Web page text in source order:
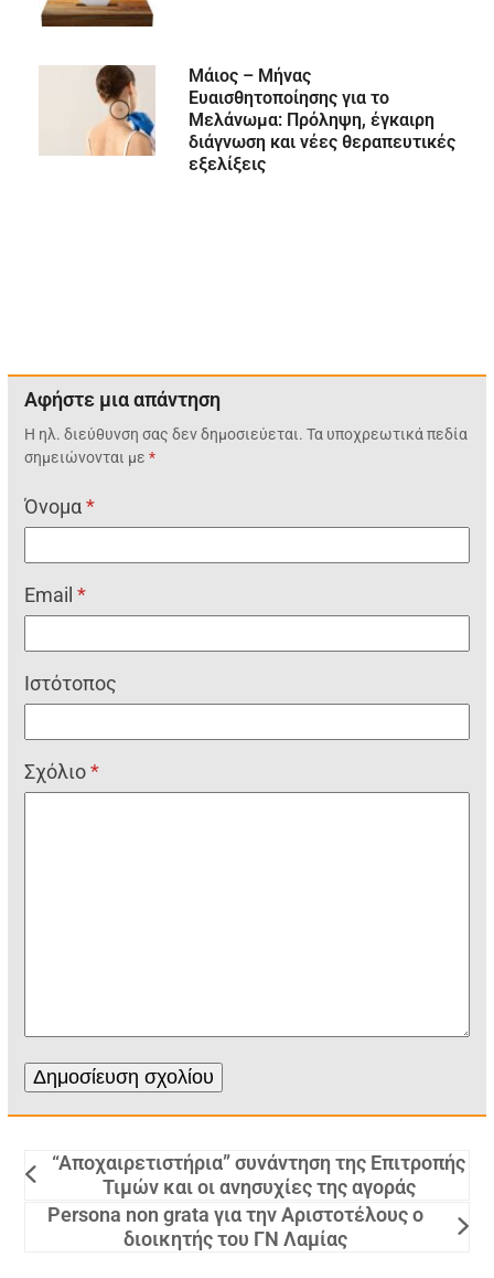
Μάιος – Μήνας
Ευαισθητοποίησης για το
Μελάνωμα: Πρόληψη, έγκαιρη
διάγνωση και νέες θεραπευτικές
εξελίξεις
Αφήστε μια απάντηση
Η ηλ. διεύθυνση σας δεν δημοσιεύεται. Τα υποχρεωτικά πεδία
σημειώνονται με*
Όνομα*
Email*
Ιστότοπος
Σχόλιο*
“Αποχαιρετιστήρια” συνάντηση της Επιτροπής
Τιμών και οι ανησυχίες της αγοράς
Persona non grata για την Αριστοτέλους ο
διοικητής του ΓΝ Λαμίας